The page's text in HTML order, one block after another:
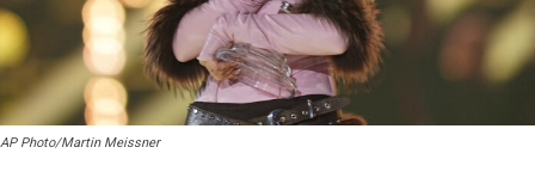
AP Photo/Martin Meissner